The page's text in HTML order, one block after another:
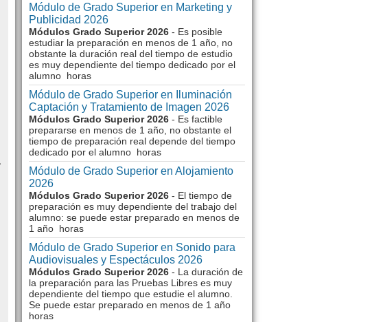
Módulo de Grado Superior en Marketing y
Publicidad 2026
Módulos Grado Superior 2026 - Es posible
estudiar la preparación en menos de 1 año, no
obstante la duración real del tiempo de estudio
es muy dependiente del tiempo dedicado por el
alumno horas
Módulo de Grado Superior en Iluminación
Captación y Tratamiento de Imagen 2026
Módulos Grado Superior 2026 - Es factible
prepararse en menos de 1 año, no obstante el
tiempo de preparación real depende del tiempo
dedicado por el alumno horas
Módulo de Grado Superior en Alojamiento
2026
Módulos Grado Superior 2026 - El tiempo de
preparación es muy dependiente del trabajo del
alumno: se puede estar preparado en menos de
1 año horas
Módulo de Grado Superior en Sonido para
Audiovisuales y Espectáculos 2026
Módulos Grado Superior 2026 - La duración de
la preparación para las Pruebas Libres es muy
dependiente del tiempo que estudie el alumno.
Se puede estar preparado en menos de 1 año
horas